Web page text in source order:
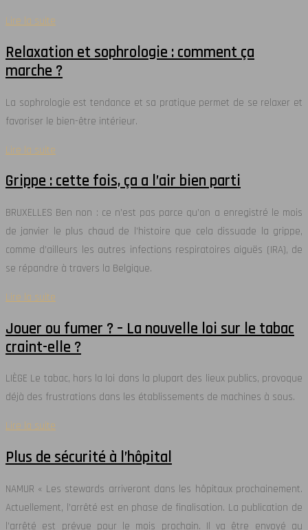
Lire la suite
Relaxation et sophrologie : comment ça
marche ?
La sophrologie est tendance et sa pratique permet de se relaxer et
favoriser le bien-être intérieur.
Lire la suite
Grippe : cette fois, ça a l’air bien parti
BRUXELLES Ben non : ce n’est pas parce qu’on a enregistré le mois
de janvier le plus chaud de l’histoire que cela dissuade la grippe,
comme d’ailleurs les autres infections respiratoires aiguës (IRA), de
se répandre à travers la Belgique.
Lire la suite
Jouer ou fumer ? – La nouvelle loi sur le tabac
craint-elle ?
LIÈGE Le tabac, hors la loi dans la plupart des lieux publics, provoque
déjà des frustrations dans les établissements de machines à sous.
Lire la suite
Plus de sécurité à l’hôpital
NAMUR « Les stewards arriveront dans les hôpitaux prochainement.
Actuellement, l’arrêté est en phase de finalisation. La publication de
l’arrêté est prévue pour le mois prochain. Il va être envoyé au